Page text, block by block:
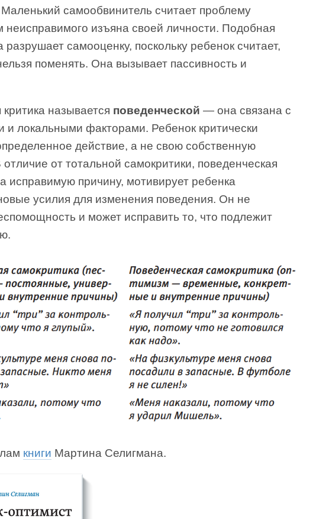
Маленький самообвинитель считает проблему
неисправимого изъяна своей личности. Подобная
разрушает самооценку, поскольку ребенок считает,
поменять. Она вызывает пассивность и
называется поведенческой — она связана с
и локальными факторами. Ребенок критически
действие, а не свою собственную
от тотальной самокритики, поведенческая
исправимую причину, мотивирует ребенка
усилия для изменения поведения. Он не
и может исправить то, что подлежит
книги Мартина Селигмана.